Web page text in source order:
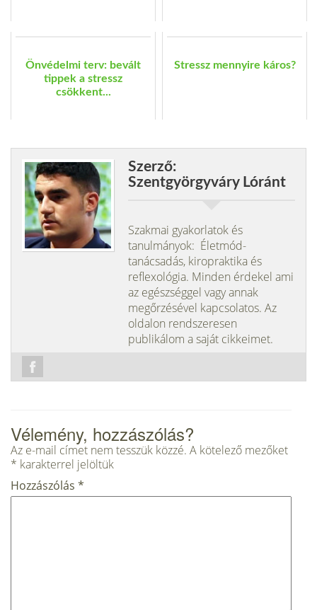
Önvédelmi terv: bevált
tippek a stressz
csökkent...
Stressz mennyire káros?
Szerző:
Szentgyörgyváry Lóránt
Szakmai gyakorlatok és
tanulmányok: Életmód-
tanácsadás, kiropraktika és
reflexológia. Minden érdekel ami
az egészséggel vagy annak
megőrzésével kapcsolatos. Az
oldalon rendszeresen
publikálom a saját cikkeimet.
Vélemény, hozzászólás?
Az e-mail címet nem tesszük közzé. A kötelező mezőket
* karakterrel jelöltük
Hozzászólás *